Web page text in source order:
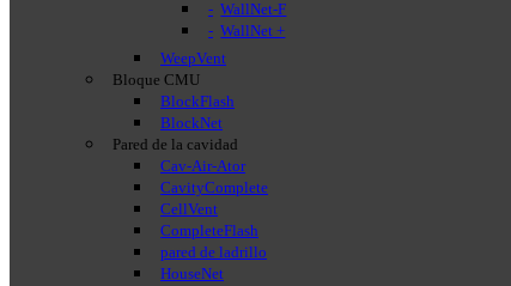
WallNet-F
WallNet +
WeepVent
Bloque CMU
BlockFlash
BlockNet
Pared de la cavidad
Cav-Air-Ator
CavityComplete
CellVent
CompleteFlash
pared de ladrillo
HouseNet